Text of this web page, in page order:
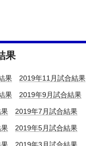
果
果 2019年11月試合結果
果 2019年9月試合結果
2019年7月試合結果
2019年5月試合結果